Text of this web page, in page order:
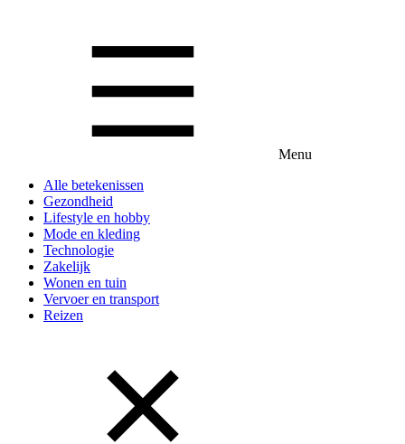
Menu
Alle betekenissen
Gezondheid
Lifestyle en hobby
Mode en kleding
Technologie
Zakelijk
Wonen en tuin
Vervoer en transport
Reizen